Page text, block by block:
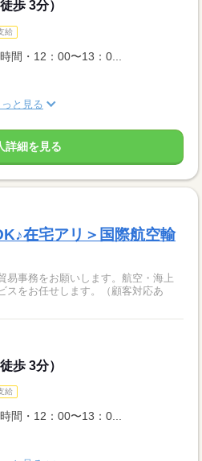
歩 3分）
給
間・12：00〜13：0...
っと見る
詳細を見る
在宅アリ＞国際航空輸
易事務をお願いします。航空・海上
スをお任せします。（顧客対応あ
歩 3分）
給
間・12：00〜13：0...